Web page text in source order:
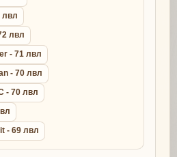
лвл
лвл
- 71 лвл
- 70 лвл
- 70 лвл
- 69 лвл